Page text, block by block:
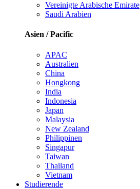
Vereinigte Arabische Emirate
Saudi Arabien
Asien / Pacific
APAC
Australien
China
Hongkong
India
Indonesia
Japan
Malaysia
New Zealand
Philippinen
Singapur
Taiwan
Thailand
Vietnam
Studierende